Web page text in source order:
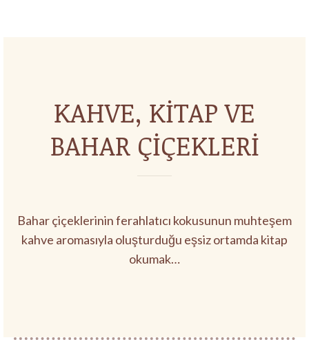
KAHVE, KİTAP VE
BAHAR ÇİÇEKLERİ
Bahar çiçeklerinin ferahlatıcı kokusunun muhteşem
kahve aromasıyla oluşturduğu eşsiz ortamda kitap
okumak…